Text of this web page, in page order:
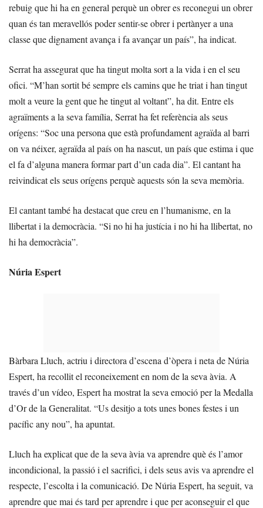
rebuig que hi ha en general perquè un obrer es reconegui un obrer
quan és tan meravellós poder sentir-se obrer i pertànyer a una
classe que dignament avança i fa avançar un país”, ha indicat.
Serrat ha assegurat que ha tingut molta sort a la vida i en el seu
ofici. “M’han sortit bé sempre els camins que he triat i han tingut
molt a veure la gent que he tingut al voltant”, ha dit. Entre els
agraïments a la seva família, Serrat ha fet referència als seus
orígens: “Soc una persona que està profundament agraïda al barri
on va néixer, agraïda al país on ha nascut, un país que estima i que
el fa d’alguna manera formar part d’un cada dia”. El cantant ha
reivindicat els seus orígens perquè aquests són la seva memòria.
El cantant també ha destacat que creu en l’humanisme, en la
llibertat i la democràcia. “Si no hi ha justícia i no hi ha llibertat, no
hi ha democràcia”.
Núria Espert
Bàrbara Lluch, actriu i directora d’escena d’òpera i neta de Núria
Espert, ha recollit el reconeixement en nom de la seva àvia. A
través d’un vídeo, Espert ha mostrat la seva emoció per la Medalla
d’Or de la Generalitat. “Us desitjo a tots unes bones festes i un
pacífic any nou”, ha apuntat.
Lluch ha explicat que de la seva àvia va aprendre què és l’amor
incondicional, la passió i el sacrifici, i dels seus avis va aprendre el
respecte, l’escolta i la comunicació. De Núria Espert, ha seguit, va
aprendre que mai és tard per aprendre i que per aconseguir el que